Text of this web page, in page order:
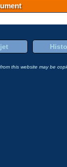
this website may be